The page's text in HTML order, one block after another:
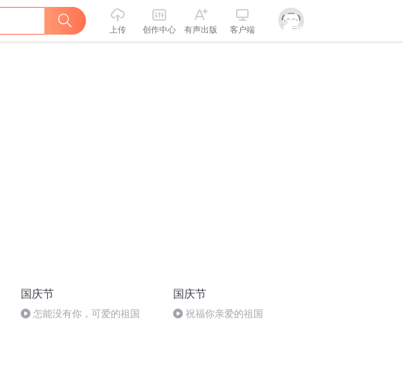
上传 创作中心 有声出版 客户端
国庆节
怎能没有你，可爱的祖国
国庆节
祝福你亲爱的祖国